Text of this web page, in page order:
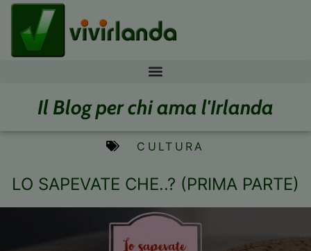
Il Blog per chi ama l'Irlanda
CULTURA
LO SAPEVATE CHE..? (PRIMA PARTE)